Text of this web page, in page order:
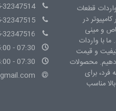
از سال 2006 در واردات قطعات
نام کویر کامپیوتر در
و مینی
با واردات
و قیمت
محصولات
برای
مناسب
32347514
32347515
32347516
07:30 - 15:00 شنبه الی چهارشنبه
07:30 - 14:00 پنج شنبه